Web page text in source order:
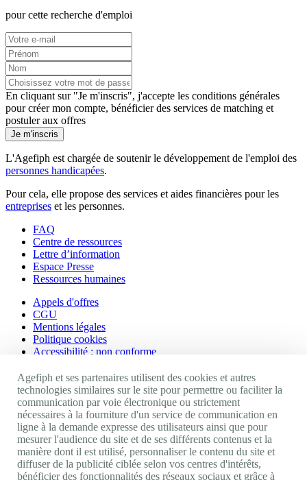
pour cette recherche d'emploi
En cliquant sur "Je m'inscris", j'accepte les conditions générales
pour créer mon compte, bénéficier des services de matching et
postuler aux offres
Je m'inscris
L'Agefiph est chargée de soutenir le développement de l'emploi des
personnes handicapées.
Pour cela, elle propose des services et aides financières pour les
entreprises et les personnes.
FAQ
Centre de ressources
Lettre d’information
Espace Presse
Ressources humaines
Appels d'offres
CGU
Mentions légales
Politique cookies
Accessibilité : non conforme
Nos autres sites
Site portail Agefiph
Activateur de progrès
Handinnov
Innovation et recherche
Université du RRH
Service AppuiPro
Agefiph et ses partenaires utilisent des cookies et autres
technologies similaires sur le site pour permettre ou faciliter la
communication par voie électronique ou strictement
nécessaires à la fourniture d'un service de communication en
ligne à la demande expresse des utilisateurs ainsi que pour
mesurer l'audience du site et de ses différents contenus et la
manière dont il est utilisé, personnaliser le contenu du site et
diffuser de la publicité ciblée selon vos centres d'intérêts,
bénéficier des fonctionnalités des réseaux sociaux et grâce à